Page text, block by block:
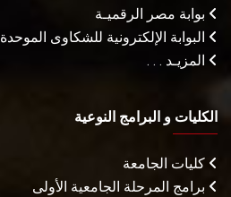
بوابة مصر الرقميـة
البوابة الإلكترونية للشكاوى الموحدة
المزيـد . . .
الكليات و البرامج النوعية
كليات الجامعة
برامج المرحلة الجامعية الأولى